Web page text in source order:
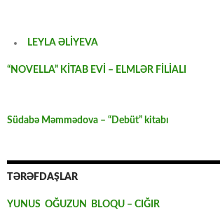
LEYLA ƏLİYEVA
“NOVELLA” KİTAB EVİ – ELMLƏR FİLİALI
Südabə Məmmədova – “Debüt” kitabı
TƏRƏFDAŞLAR
YUNUS OĞUZUN BLOQU – CIĞIR